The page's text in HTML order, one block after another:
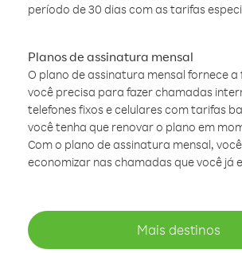
período de 30 dias com as tarifas
Planos de assinatura mensal
O plano de assinatura mensal fornece a
você precisa para fazer chamadas
telefones fixos e celulares com tarifas
você tenha que renovar o plano em
Com o plano de assinatura mensal,
economizar nas chamadas que você já
Mais destinos